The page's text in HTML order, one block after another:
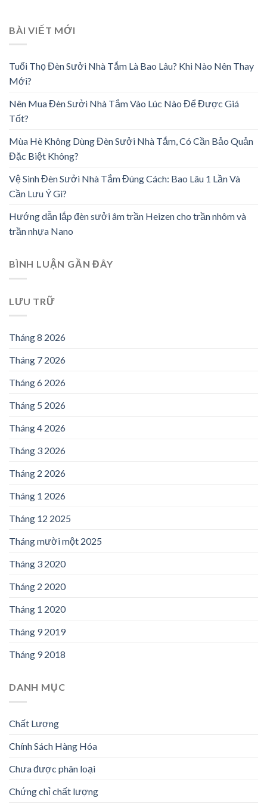
BÀI VIẾT MỚI
Tuổi Thọ Đèn Sưởi Nhà Tắm Là Bao Lâu? Khi Nào Nên Thay
Mới?
Nên Mua Đèn Sưởi Nhà Tắm Vào Lúc Nào Để Được Giá
Tốt?
Mùa Hè Không Dùng Đèn Sưởi Nhà Tắm, Có Cần Bảo Quản
Đặc Biệt Không?
Vệ Sinh Đèn Sưởi Nhà Tắm Đúng Cách: Bao Lâu 1 Lần Và
Cần Lưu Ý Gì?
Hướng dẫn lắp đèn sưởi âm trần Heizen cho trần nhôm và
trần nhựa Nano
BÌNH LUẬN GẦN ĐÂY
LƯU TRỮ
Tháng 8 2026
Tháng 7 2026
Tháng 6 2026
Tháng 5 2026
Tháng 4 2026
Tháng 3 2026
Tháng 2 2026
Tháng 1 2026
Tháng 12 2025
Tháng mười một 2025
Tháng 3 2020
Tháng 2 2020
Tháng 1 2020
Tháng 9 2019
Tháng 9 2018
DANH MỤC
Chất Lượng
Chính Sách Hàng Hóa
Chưa được phân loại
Chứng chỉ chất lượng